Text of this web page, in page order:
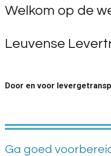
Welkom op de
Leuvense
Door en voor
Ga goed